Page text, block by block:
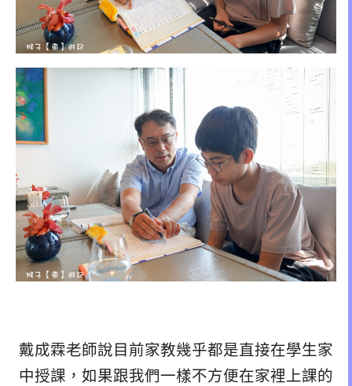
戴成霖老師說目前家教幾乎都是直接在學生家
中授課，如果跟我們一樣不方便在家裡上課的